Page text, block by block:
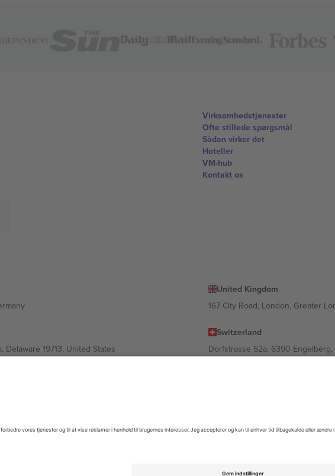
Virksomhedstjenester
Ofte stillede spørgsmål
Sådan virker det
Hoteller
VM-hub
Kontakt os
United Kingdom
167 City Road, London, Greater
Delaware 19713, United States
Switzerland
Dorfstrasse 52a, 6390 Engelberg,
55, 1606 Sofia, Bulgaria
06700 Ciudad de México, CDMX, Mexico